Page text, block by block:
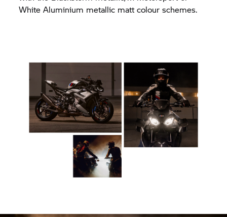
White Aluminium metallic matt colour schemes.